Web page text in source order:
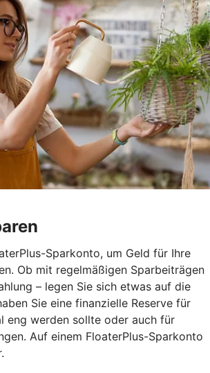
Sparkonto, um Geld für Ihre
Ob mit regelmäßigen Sparbeiträgen
– legen Sie sich etwas auf die
Sie eine finanzielle Reserve für
eng werden sollte oder auch für
Auf einem FloaterPlus-Sparkonto